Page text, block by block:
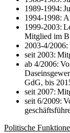
1989-1994:
1994-1998:
1999-2003:
Mitglied im
2003-4/2006:
seit 2003:
ab 4/2006:
GdG, bis
seit 2007:
seit 6/2009:
Politische